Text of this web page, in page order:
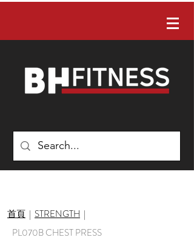
首頁 | STRENGTH |
PL070B CHEST PRESS